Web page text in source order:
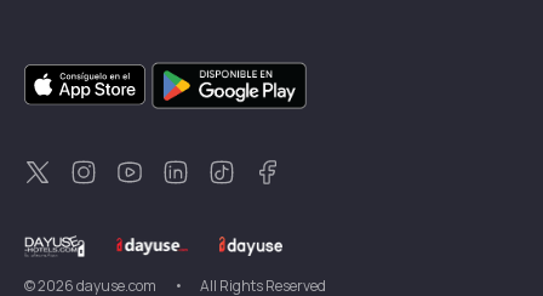
DayuseSingapur
DayuseSuecia
DayuseTailandia
DayuseNueva Zelanda
DayuseTurquía
©2026dayuse.com •
All Rights Reserved